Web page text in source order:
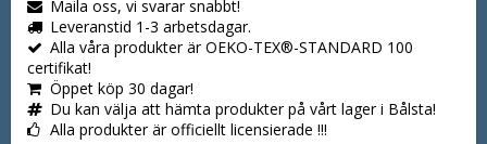
Maila oss, vi svarar snabbt!
Leveranstid 1-3 arbetsdagar.
Alla våra produkter är OEKO-TEX®-STANDARD 100
certifikat!
Öppet köp 30 dagar!
Du kan välja att hämta produkter på vårt lager i Bålsta!
Alla produkter är officiellt licensierade !!!